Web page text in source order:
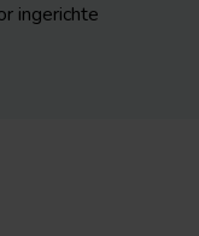
ingerichte